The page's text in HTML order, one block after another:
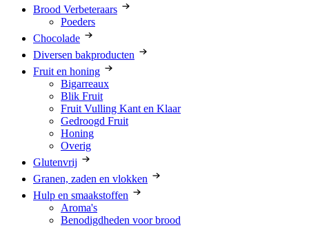
Brood Verbeteraars
Poeders
Chocolade
Diversen bakproducten
Fruit en honing
Bigarreaux
Blik Fruit
Fruit Vulling Kant en Klaar
Gedroogd Fruit
Honing
Overig
Glutenvrij
Granen, zaden en vlokken
Hulp en smaakstoffen
Aroma's
Benodigdheden voor brood